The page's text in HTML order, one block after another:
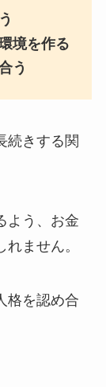
境を作る
う
続きする関
よう、お金
ません。
格を認め合